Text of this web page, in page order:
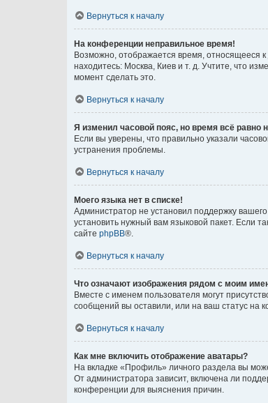
Вернуться к началу
На конференции неправильное время!
Возможно, отображается время, относящееся к
находитесь: Москва, Киев и т. д. Учтите, что
момент сделать это.
Вернуться к началу
Я изменил часовой пояс, но время всё равно
Если вы уверены, что правильно указали
устранения проблемы.
Вернуться к началу
Моего языка нет в списке!
Администратор не установил поддержку
установить нужный вам языковой пакет. Если
сайте phpBB®.
Вернуться к началу
Что означают изображения рядом с моим
Вместе с именем пользователя могут
сообщений вы оставили, или на ваш статус на
Вернуться к началу
Как мне включить отображение аватары?
На вкладке «Профиль» личного раздела вы
От администратора зависит, включена ли
конференции для выяснения причин.